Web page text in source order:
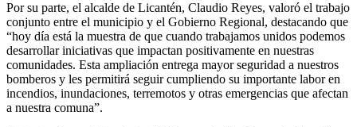
Por su parte, el alcalde de Licantén, Claudio Reyes, valoró el trabajo
conjunto entre el municipio y el Gobierno Regional, destacando que
“hoy día está la muestra de que cuando trabajamos unidos podemos
desarrollar iniciativas que impactan positivamente en nuestras
comunidades. Esta ampliación entrega mayor seguridad a nuestros
bomberos y les permitirá seguir cumpliendo su importante labor en
incendios, inundaciones, terremotos y otras emergencias que afectan
a nuestra comuna”.